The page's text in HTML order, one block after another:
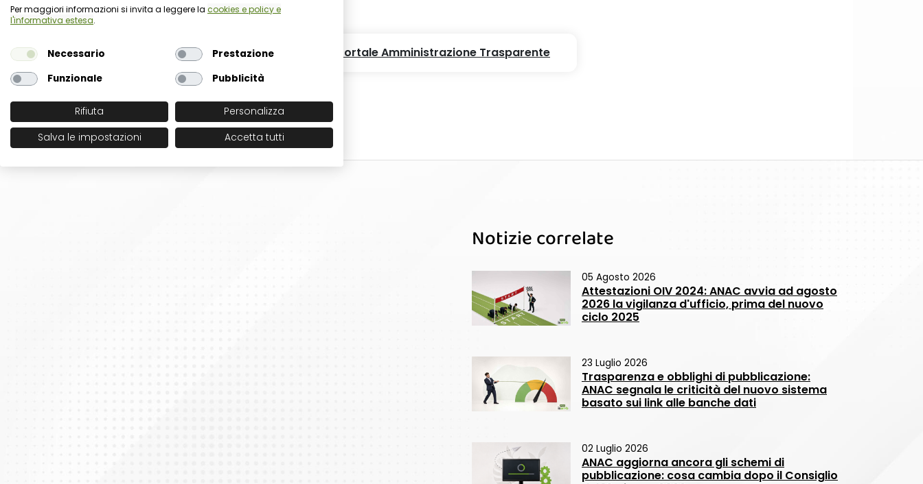
Maggiori informazioni su PAT - Portale Amministrazione Trasparente
Notizie correlate
05 Agosto 2026
Attestazioni OIV 2024: ANAC avvia ad agosto
2026 la vigilanza d'ufficio, prima del nuovo
ciclo 2025
23 Luglio 2026
Trasparenza e obblighi di pubblicazione:
ANAC segnala le criticità del nuovo sistema
basato sui link alle banche dati
02 Luglio 2026
ANAC aggiorna ancora gli schemi di
pubblicazione: cosa cambia dopo il Consiglio
Per maggiori informazioni si invita a leggere la cookies e policy e
l'informativa estesa.
Necessario
Prestazione
Funzionale
Pubblicità
Rifiuta
Personalizza
Salva le impostazioni
Accetta tutti